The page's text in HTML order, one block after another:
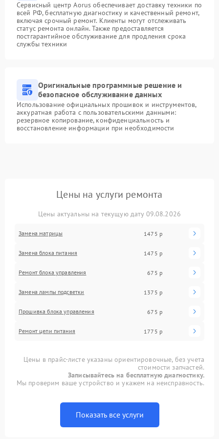
Сервисный центр Aorus обеспечивает доставку техники по
всей РФ, бесплатную диагностику и качественный ремонт,
включая срочный ремонт. Клиенты могут отслеживать
статус ремонта онлайн. Также предоставляется
постгарантийное обслуживание для продления срока
службы техники
Оригинальные программные решение и
безопасное обслуживание данных
Использование официальных прошивок и инструментов,
аккуратная работа с пользовательскими данными:
резервное копирование, конфиденциальность и
восстановление информации при необходимости
Цены на услуги ремонта
Цены актуальны на текущую дату 09.08.2026
Замена матрицы 1475 р
Замена блока питания 1475 р
Ремонт блока управления 675 р
Замена лампы подсветки 1375 р
Прошивка блока управления 675 р
Ремонт цепи питания 1775 р
Цены в прайс-листе указаны ориентировочные, без учета
стоимости запчастей.
Записывайтесь на бесплатную диагностику.
Мы проверим ваше устройство и укажем на неисправность.
Показать все услуги